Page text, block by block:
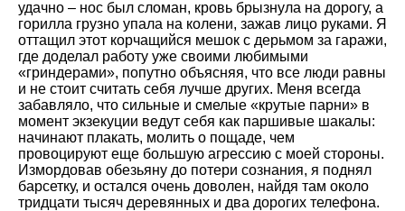
удачно – нос был сломан, кровь брызнула на дорогу, а
горилла грузно упала на колени, зажав лицо руками. Я
оттащил этот корчащийся мешок с дерьмом за гаражи,
где доделал работу уже своими любимыми
«гриндерами», попутно объясняя, что все люди равны
и не стоит считать себя лучше других. Меня всегда
забавляло, что сильные и смелые «крутые парни» в
момент экзекуции ведут себя как паршивые шакалы:
начинают плакать, молить о пощаде, чем
провоцируют еще большую агрессию с моей стороны.
Измордовав обезьяну до потери сознания, я поднял
барсетку, и остался очень доволен, найдя там около
тридцати тысяч деревянных и два дорогих телефона.